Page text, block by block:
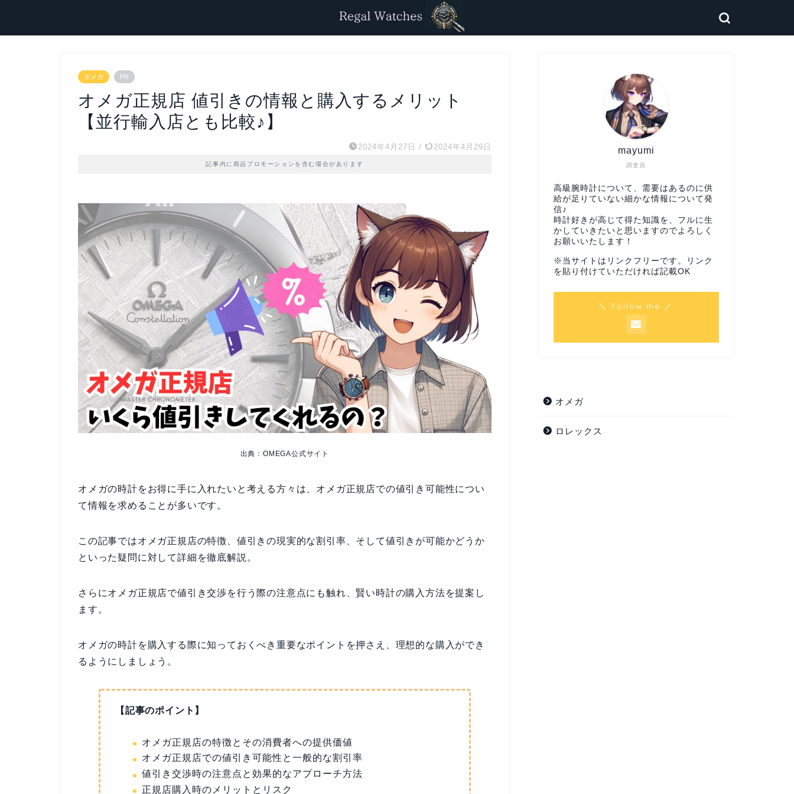
オメガ PR
オメガ正規店 値引きの情報と購入するメリット
【並行輸入店とも比較♪】
2024年4月27日 / 2024年4月29日
記事内に商品プロモーションを含む場合があります
出典：OMEGA公式サイト
オメガの時計をお得に手に入れたいと考える方々は、オメガ正規店での値引き可能性につい
て情報を求めることが多いです。
この記事ではオメガ正規店の特徴、値引きの現実的な割引率、そして値引きが可能かどうか
といった疑問に対して詳細を徹底解説。
さらにオメガ正規店で値引き交渉を行う際の注意点にも触れ、賢い時計の購入方法を提案し
ます。
オメガの時計を購入する際に知っておくべき重要なポイントを押さえ、理想的な購入ができ
るようにしましょう。
【記事のポイント】
オメガ正規店の特徴とその消費者への提供価値
オメガ正規店での値引き可能性と一般的な割引率
値引き交渉時の注意点と効果的なアプローチ方法
正規店購入時のメリットとリスク
調査員
mayumi
高級腕時計について、需要はあるのに供
給が足りていない細かな情報について発
信♪
時計好きが高じて得た知識を、フルに生
かしていきたいと思いますのでよろしく
お願いいたします！
※当サイトはリンクフリーです。リンク
を貼り付けていただければ記載OK
＼ Follow me ／
オメガ
ロレックス